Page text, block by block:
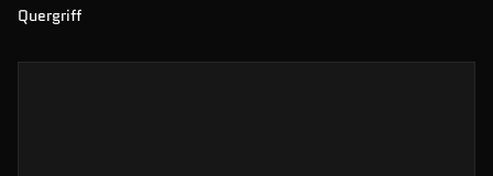
Quergriff